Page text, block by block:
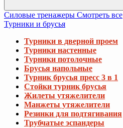
Силовые тренажеры Смотреть все
Турники и брусья
Турники в дверной проем
Турники настенные
Турники потолочные
Брусья напольные
Турник брусья пресс 3 в 1
Стойки турник брусья
Жилеты утяжелители
Манжеты утяжелители
Резинки для подтягивания
Трубчатые эспандеры